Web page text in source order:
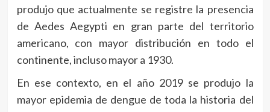
produjo que actualmente se registre la presencia
de Aedes Aegypti en gran parte del territorio
americano, con mayor distribución en todo el
continente, incluso mayor a 1930.
En ese contexto, en el año 2019 se produjo la
mayor epidemia de dengue de toda la historia del